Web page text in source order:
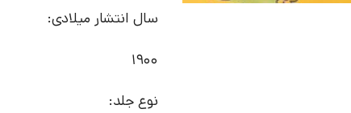
سال انتشار میلادی:
1900
نوع جلد: